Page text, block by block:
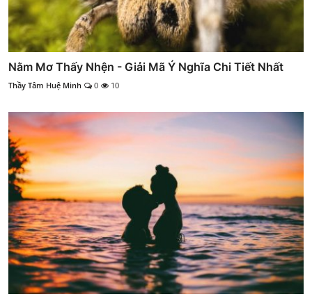
Nằm Mơ Thấy Nhện - Giải Mã Ý Nghĩa Chi Tiết Nhất
Thầy Tâm Huệ Minh 0 10